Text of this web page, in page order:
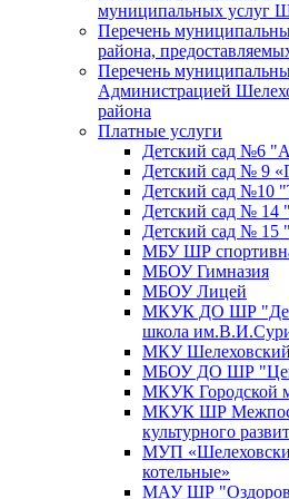
муниципальных услуг
Перечень
района,
Перечень
Администрацией
района
Платные услуги
Детский сад №6
Детский сад № 9
Детский сад №10
Детский сад № 14
Детский сад № 15
МБУ ШР
МБОУ Гимназия
МБОУ Лицей
МКУК ДО ШР
школа
МКУ Шелеховский
МБОУ ДО ШР
МКУК Городской
МКУК ШР
культурного
МУП
котельные»
МАУ ШР